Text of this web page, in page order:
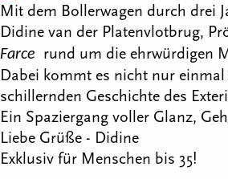
Mit dem Bollerwagen durch drei
Didine van der Platenvlotbrug,
Farce rund um die ehrwürdigen
Dabei kommt es nicht nur
schillernden Geschichte des
Ein Spaziergang voller Glanz,
Liebe Grüße - Didine
Exklusiv für Menschen bis 35!